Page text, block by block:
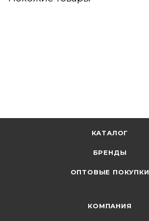
КАТАЛОГ
БРЕНДЫ
ОПТОВЫЕ ПОКУПКИ
КОМПАНИЯ